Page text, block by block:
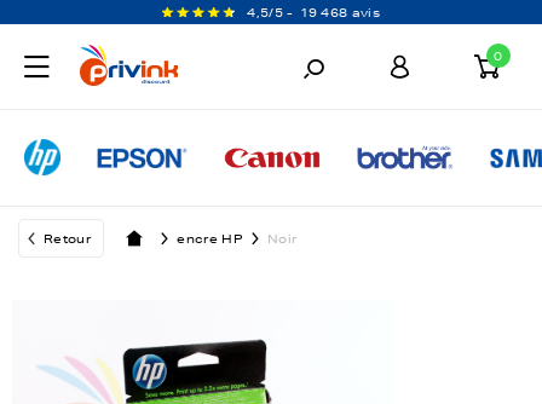
4,5/5 - 19 468 avis
0
Retour encre HP Noir